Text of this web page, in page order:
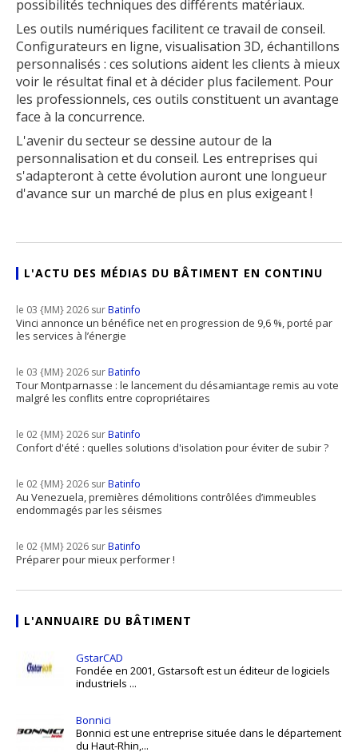
possibilités techniques des différents matériaux.
Les outils numériques facilitent ce travail de conseil.
Configurateurs en ligne, visualisation 3D, échantillons
personnalisés : ces solutions aident les clients à mieux
voir le résultat final et à décider plus facilement. Pour
les professionnels, ces outils constituent un avantage
face à la concurrence.
L'avenir du secteur se dessine autour de la
personnalisation et du conseil. Les entreprises qui
s'adapteront à cette évolution auront une longueur
d'avance sur un marché de plus en plus exigeant !
L'ACTU DES MÉDIAS DU BÂTIMENT EN CONTINU
le 03 {MM} 2026 surBatinfo
Vinci annonce un bénéfice net en progression de 9,6 %, porté par
les services à l’énergie
le 03 {MM} 2026 surBatinfo
Tour Montparnasse : le lancement du désamiantage remis au vote
malgré les conflits entre copropriétaires
le 02 {MM} 2026 surBatinfo
Confort d'été : quelles solutions d'isolation pour éviter de subir ?
le 02 {MM} 2026 surBatinfo
Au Venezuela, premières démolitions contrôlées d’immeubles
endommagés par les séismes
le 02 {MM} 2026 surBatinfo
Préparer pour mieux performer !
L'ANNUAIRE DU BÂTIMENT
GstarCAD
Fondée en 2001, Gstarsoft est un éditeur de logiciels
industriels ...
Bonnici
Bonnici est une entreprise située dans le département
du Haut-Rhin,...